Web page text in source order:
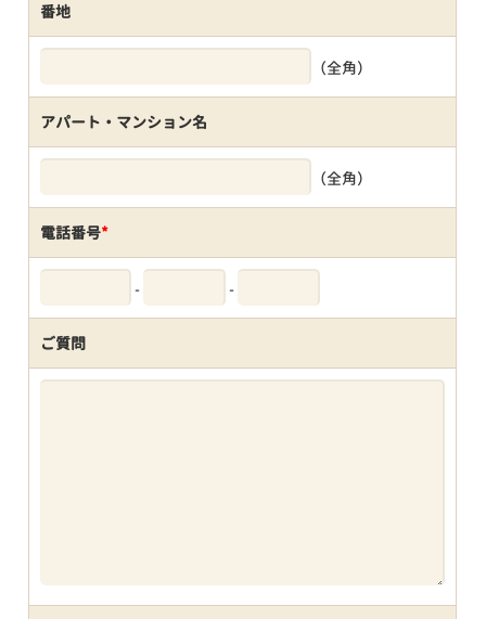
番地
（全角）
アパート・マンション名
（全角）
電話番号*
- -
ご質問